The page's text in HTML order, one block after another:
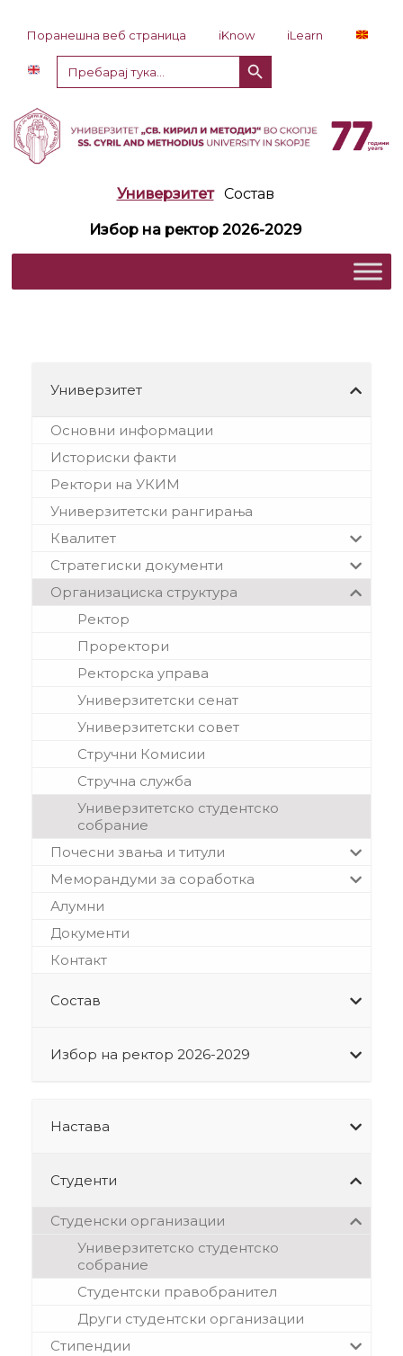
Поранешна веб страница iKnow
iLearn
Пребарај
за:
Копче за пребарување
Универзитет Состав
Избор на ректор 2026-2029
Универзитет
Основни информации
Историски факти
Ректори на УКИМ
Универзитетски рангирања
Квалитет
Стратегиски документи
Организациска структура
Ректор
Проректори
Ректорска управа
Универзитетски сенат
Универзитетски совет
Стручни Комисии
Стручна служба
Универзитетско студентско
собрание
Почесни звања и титули
Меморандуми за соработка
Алумни
Документи
Контакт
Состав
Избор на ректор 2026-2029
Настава
Студенти
Студенски организации
Универзитетско студентско
собрание
Студентски правобранител
Други студентски организации
Стипендии